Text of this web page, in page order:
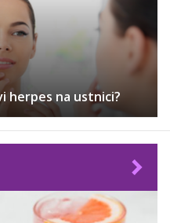
herpes na ustnici?